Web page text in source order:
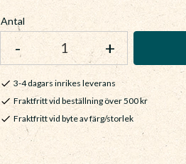
Antal
+
-
3-4 dagars inrikes leverans
Fraktfritt vid beställning över 500 kr
Fraktfritt vid byte av färg/storlek